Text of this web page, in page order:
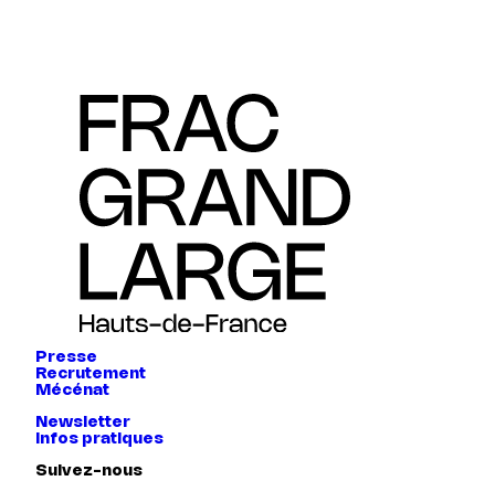
Presse
Recrutement
Mécénat
Newsletter
Infos pratiques
Suivez-nous